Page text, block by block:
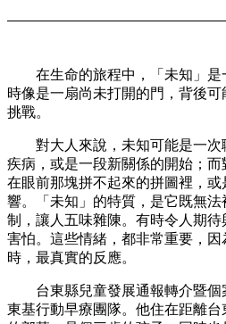
在生命的旅程中，「未知」是
時像是一扇尚未打開的門，背後
挑戰。
對大人來說，未知可能是一次
疾病，或是一段新關係的開始；
在眼前那塊拼不起來的拼圖裡，
響。「未知」的特質，是它既無
制，讓人五味雜陳。有時令人期
害怕。這些情緒，都非常重要，
時，最真實的反應。
台東縣兒童發展通報轉介暨個
東基行動早療團隊。他住在距離